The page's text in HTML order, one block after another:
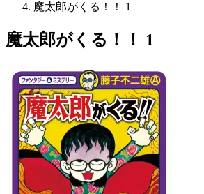
魔太郎がくる！！ 1
魔太郎がくる！！ 1